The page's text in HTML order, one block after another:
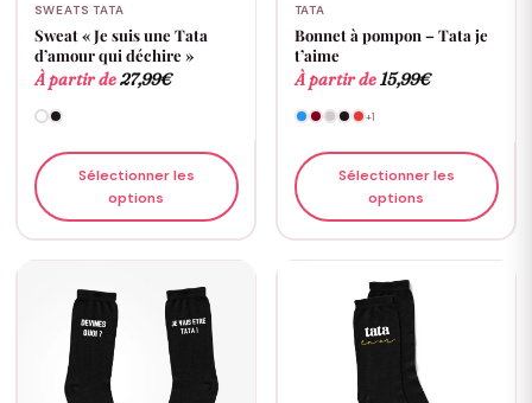
SWEATS TATA
Sweat « Je suis une Tata
d’amour qui déchire »
À partir de27,99€
Sélectionner les
options
TATA
Bonnet à pompon – Tata je
t’aime
À partir de15,99€
+1
Sélectionner les
options